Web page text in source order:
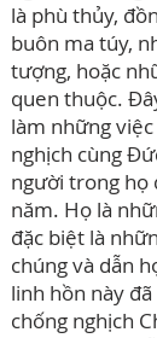
là phù thủy,
buôn ma túy,
tượng, hoặc
quen thuộc.
làm những
nghịch cùng
người trong họ
năm. Họ là
đặc biệt là
chúng và dẫn
linh hồn này
chống nghịch